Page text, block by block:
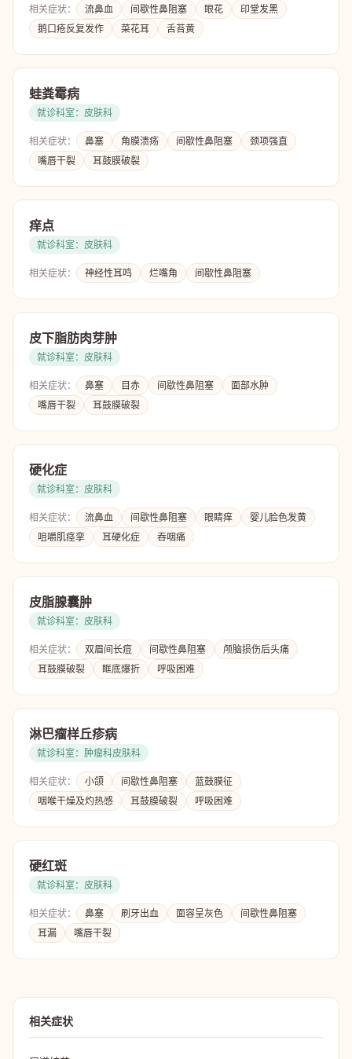
相关症状： 流鼻血 间歇性鼻阻塞 眼花
印堂发黑
鹅口疮反复发作
菜花耳 舌苔黄
蛙粪霉病
就诊科室：皮肤科
相关症状： 鼻塞 角膜溃疡 间歇性鼻阻塞
颈项强直
嘴唇干裂
耳鼓膜破裂
痒点
就诊科室：皮肤科
相关症状： 神经性耳鸣 烂嘴角 间歇性鼻阻塞
皮下脂肪肉芽肿
就诊科室：皮肤科
相关症状： 鼻塞 目赤 间歇性鼻阻塞
面部水肿
嘴唇干裂
耳鼓膜破裂
硬化症
就诊科室：皮肤科
相关症状： 流鼻血 间歇性鼻阻塞 眼睛痒
婴儿脸色发黄
咀嚼肌痉挛
耳硬化症 吞咽痛
皮脂腺囊肿
就诊科室：皮肤科
相关症状： 双眉间长痘 间歇性鼻阻塞
颅脑损伤后头痛
耳鼓膜破裂
眶底爆折 呼吸困难
淋巴瘤样丘疹病
就诊科室：肿瘤科皮肤科
相关症状： 小颌 间歇性鼻阻塞
蓝鼓膜征
咽喉干燥及灼热感
耳鼓膜破裂 呼吸困难
硬红斑
就诊科室：皮肤科
相关症状： 鼻塞 刷牙出血 面容呈灰色
间歇性鼻阻塞
耳漏
嘴唇干裂
相关症状